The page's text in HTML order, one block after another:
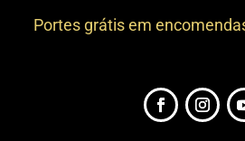
Portes grátis em